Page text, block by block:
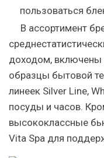
В ассортимент
доходом,
образцы бытовой
линеек Silver Line,
посуды и часов.
высококлассные
Vita Spa для